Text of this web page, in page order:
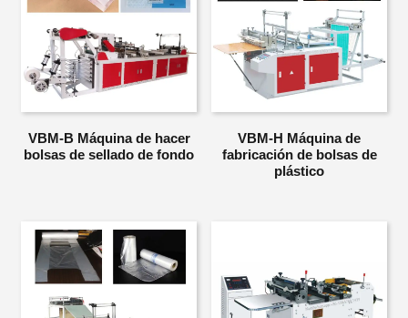
VBM-B Máquina de hacer
bolsas de sellado de fondo
VBM-H Máquina de
fabricación de bolsas de
plástico